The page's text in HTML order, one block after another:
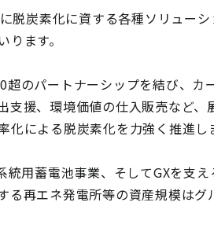
脱炭素化に資する各種ソリュー
ます。
のパートナーシップを結び、カ
援、環境価値の仕入販売など、
による脱炭素化を力強く推進し
用蓄電池事業、そしてGXを支
再エネ発電所等の資産規模は